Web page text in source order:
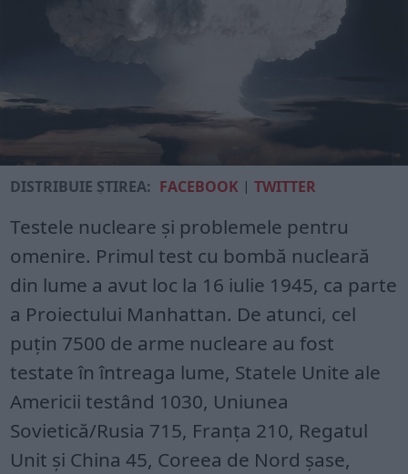
DISTRIBUIE ȘTIREA: FACEBOOK |TWITTER
Testele nucleare și problemele pentru
omenire. Primul test cu bombă nucleară
din lume a avut loc la 16 iulie 1945, ca parte
a Proiectului Manhattan. De atunci, cel
puțin 7500 de arme nucleare au fost
testate în întreaga lume, Statele Unite ale
Americii testând 1030, Uniunea
Sovietică/Rusia 715, Franța 210, Regatul
Unit și China 45, Coreea de Nord șase,